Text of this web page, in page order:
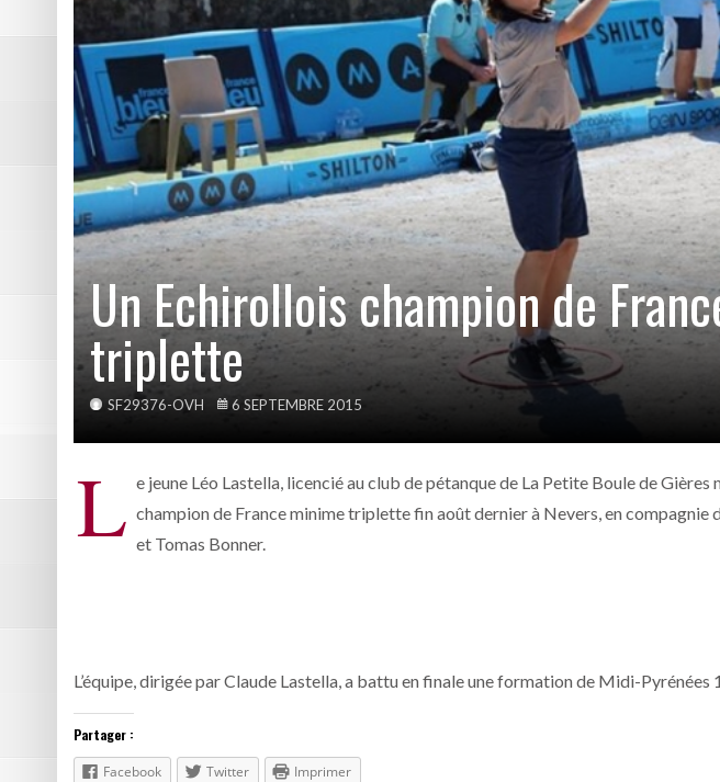
Résumé vidéo Picasso – Bastia (6-2) - 13 novembre 2016
2ème victoire de la saison pour Picasso - 13 novembre 2016
Les photos de Picasso – Bastia - 13 novembre 2016
Résumé vidéo Echirolles – Ain Sud - 13 novembre 2016
Les photos de la reprise du FC Echirolles - 26 juillet 2017
DE NATATION
ANGERS –
Un Echirollois champion de
triplette
SF29376-OVH 6 SEPTEMBRE 2015
L e jeune Léo Lastella, licencié au club de pétanque de La Petite Boule de Gières
champion de France minime triplette fin août dernier à Nevers, en
et Tomas Bonner.
L’équipe, dirigée par Claude Lastella, a battu en finale une formation de Midi-Pyrénées
Partager :
Facebook
Twitter Imprimer